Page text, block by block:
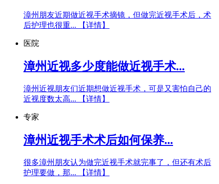
漳州朋友近期做近视手术摘镜，但做完近视手术后，术
后护理也很重...
【详情】
医院
漳州近视多少度能做近视手术...
漳州近视朋友们近期想做近视手术，可是又害怕自己的
近视度数太高...
【详情】
专家
漳州近视手术术后如何保养...
很多漳州朋友认为做完近视手术就完事了，但还有术后
护理要做，那...
【详情】